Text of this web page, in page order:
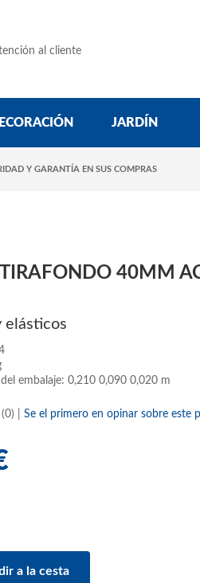
al cliente
JARDÍN
Y GARANTÍA EN SUS COMPRAS
TIRAFONDO 40MM
elásticos
embalaje: 0,210 0,090 0,020 m
(0) Se el primero en opinar sobre este